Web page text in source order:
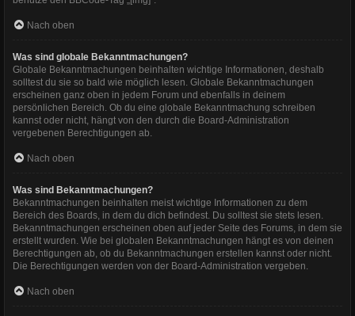
Nach oben
Was sind globale Bekanntmachungen?
Globale Bekanntmachungen beinhalten wichtige Informationen, deshalb
solltest du sie so bald wie möglich lesen. Globale Bekanntmachungen
erscheinen ganz oben in jedem Forum und ebenfalls in deinem
persönlichen Bereich. Ob du eine globale Bekanntmachung schreiben
kannst oder nicht, hängt von den durch die Board-Administration
vergebenen Berechtigungen ab.
Nach oben
Was sind Bekanntmachungen?
Bekanntmachungen beinhalten meist wichtige Informationen zu dem
Bereich des Boards, in dem du dich befindest. Du solltest sie stets lesen.
Bekanntmachungen erscheinen oben auf jeder Seite des Forums, in dem sie
erstellt wurden. Wie bei globalen Bekanntmachungen hängt es von deinen
Berechtigungen ab, ob du Bekanntmachungen erstellen kannst oder nicht.
Die Berechtigungen werden von der Board-Administration vergeben.
Nach oben